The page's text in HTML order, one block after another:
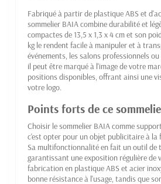
Fabriqué à partir de plastique ABS et
sommelier BAIA combine durabilité et
compactes de 13,5 x 1,3 x 4 cm et son
kg le rendent facile à manipuler et à
événements, les salons professionnels
il peut être marqué à l'image de votre
positions disponibles, offrant ainsi une
votre logo.
Points forts de ce
Choisir le sommelier BAIA comme
c'est opter pour un objet publicitaire à la
Sa multifonctionnalité en fait un outil de
garantissant une exposition régulière de
fabrication en plastique ABS et acier
bonne résistance à l'usage, tandis que